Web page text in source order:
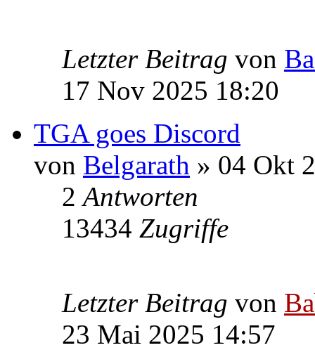
Letzter Beitrag von
17 Nov 2025 18:20
TGA goes Discord
von Belgarath » 04 Okt
2Antworten
13434 Zugriffe
Letzter Beitrag von
23 Mai 2025 14:57